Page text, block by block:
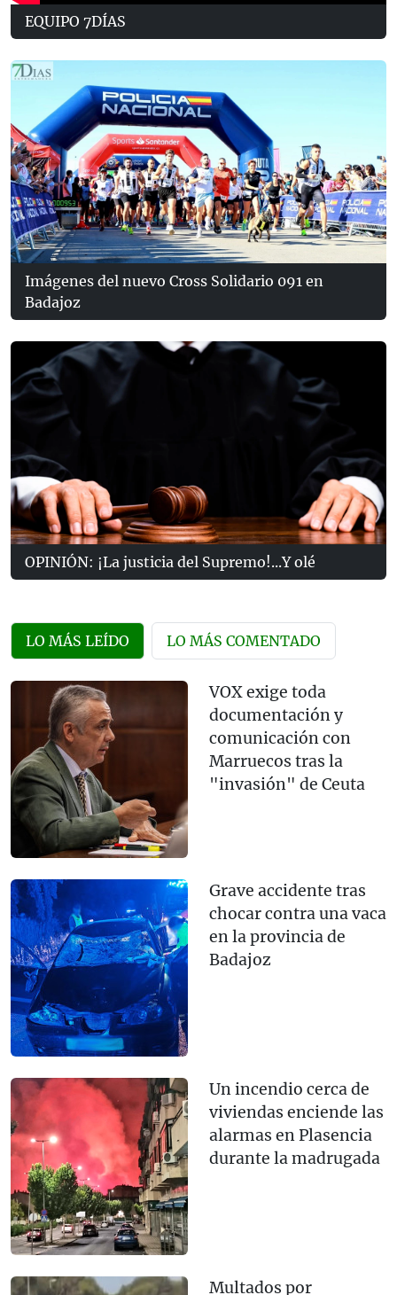
EQUIPO 7DÍAS
Imágenes del nuevo Cross Solidario 091 en
Badajoz
OPINIÓN: ¡La justicia del Supremo!...Y olé
LO MÁS LEÍDO LO MÁS COMENTADO
VOX exige toda
documentación y
comunicación con
Marruecos tras la
"invasión" de Ceuta
Grave accidente tras
chocar contra una vaca
en la provincia de
Badajoz
Un incendio cerca de
viviendas enciende las
alarmas en Plasencia
durante la madrugada
Multados por